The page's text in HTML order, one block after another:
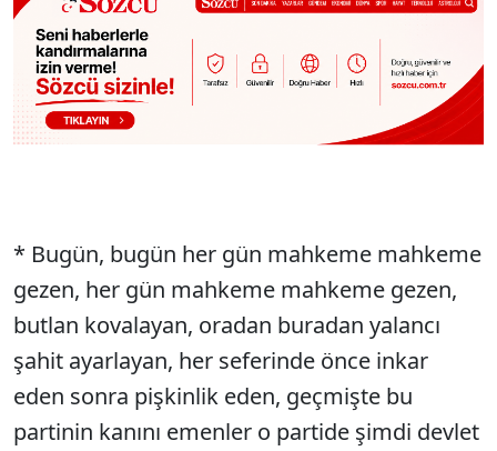
* Bugün, bugün her gün mahkeme mahkeme
gezen, her gün mahkeme mahkeme gezen,
butlan kovalayan, oradan buradan yalancı
şahit ayarlayan, her seferinde önce inkar
eden sonra pişkinlik eden, geçmişte bu
partinin kanını emenler o partide şimdi devlet